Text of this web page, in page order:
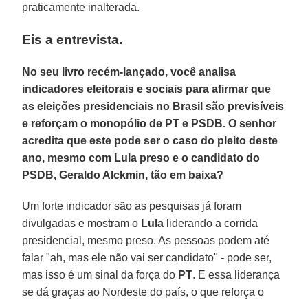
praticamente inalterada.
Eis a entrevista.
No seu livro recém-lançado, você analisa
indicadores eleitorais e sociais para afirmar que
as eleições presidenciais no Brasil são previsíveis
e reforçam o monopólio de PT e PSDB. O senhor
acredita que este pode ser o caso do pleito deste
ano, mesmo com Lula preso e o candidato do
PSDB, Geraldo Alckmin, tão em baixa?
Um forte indicador são as pesquisas já foram
divulgadas e mostram o Lula liderando a corrida
presidencial, mesmo preso. As pessoas podem até
falar "ah, mas ele não vai ser candidato" - pode ser,
mas isso é um sinal da força do PT. E essa liderança
se dá graças ao Nordeste do país, o que reforça o